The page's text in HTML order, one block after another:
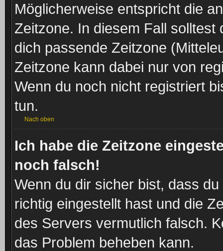
Möglicherweise entspricht die
Zeitzone. In diesem Fall solltest
dich passende Zeitzone
Zeitzone kann dabei nur von
Wenn du noch nicht registriert
tun.
Nach oben
Ich habe die Zeitzone
noch falsch!
Wenn du dir sicher bist, dass
richtig eingestellt hast und die
des Servers vermutlich falsch.
das Problem beheben kann.